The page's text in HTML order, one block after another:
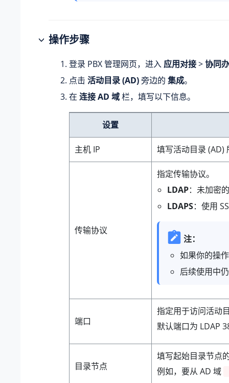
操作步骤
登录 PBX 管理网页，进入 应用对接>协同
点击 活动目录 (AD)旁边的 集成。
在 连接 AD 域栏，填写以下信息。
设置
主机 IP 填写活动目录 (AD)
传输协议
指定传输协议。
LDAP：未加密
LDAPS：使用
注：
如果你的操
后续使用中
端口
指定用于访问活动
默认端口为 LDAP
目录节点
填写起始目录节点
例如，要从 AD 域